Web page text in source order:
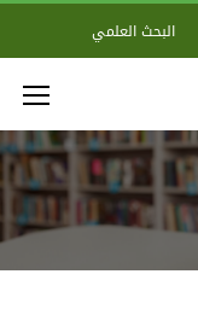
البحث العلمي